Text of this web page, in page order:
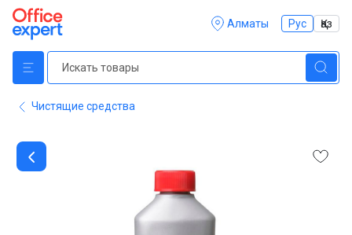
Алматы Рус Қаз
Чистящие средства